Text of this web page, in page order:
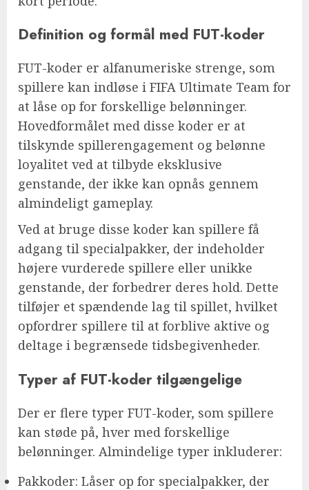
Definition og formål med FUT-koder
FUT-koder er alfanumeriske strenge, som
spillere kan indløse i FIFA Ultimate Team for
at låse op for forskellige belønninger.
Hovedformålet med disse koder er at
tilskynde spillerengagement og belønne
loyalitet ved at tilbyde eksklusive
genstande, der ikke kan opnås gennem
almindeligt gameplay.
Ved at bruge disse koder kan spillere få
adgang til specialpakker, der indeholder
højere vurderede spillere eller unikke
genstande, der forbedrer deres hold. Dette
tilføjer et spændende lag til spillet, hvilket
opfordrer spillere til at forblive aktive og
deltage i begrænsede tidsbegivenheder.
Typer af FUT-koder tilgængelige
Der er flere typer FUT-koder, som spillere
kan støde på, hver med forskellige
belønninger. Almindelige typer inkluderer:
Pakkoder: Låser op for specialpakker, der